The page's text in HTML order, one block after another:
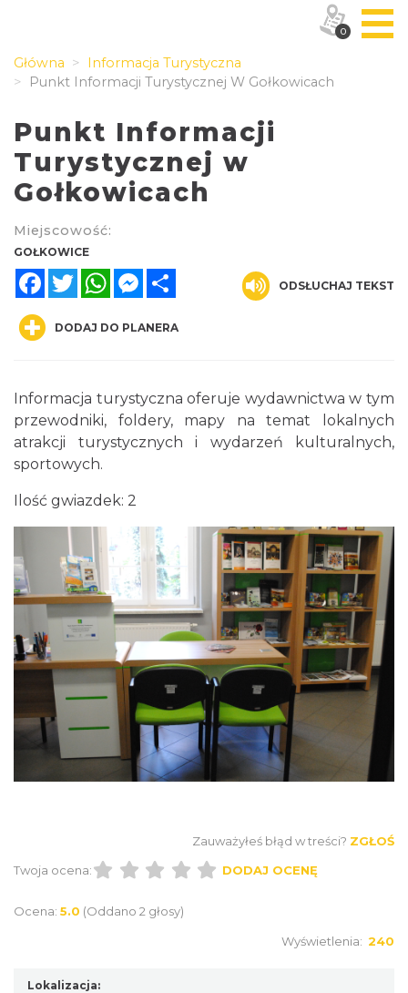
Główna
Informacja Turystyczna
Punkt Informacji Turystycznej W Gołkowicach
Punkt Informacji
Turystycznej w
Gołkowicach
Miejscowość:
GOŁKOWICE
FacebookTwitterWhatsAppMessenger
ODSŁUCHAJ TEKST
DODAJ DO PLANERA
Informacja turystyczna oferuje wydawnictwa w tym
przewodniki, foldery, mapy na temat lokalnych
atrakcji turystycznych i wydarzeń kulturalnych,
sportowych.
Ilość gwiazdek: 2
Zauważyłeś błąd w treści? ZGŁOŚ
Twoja ocena:
DODAJ OCENĘ
Ocena: 5.0 (Oddano 2 głosy)
Wyświetlenia: 240
Lokalizacja:
0